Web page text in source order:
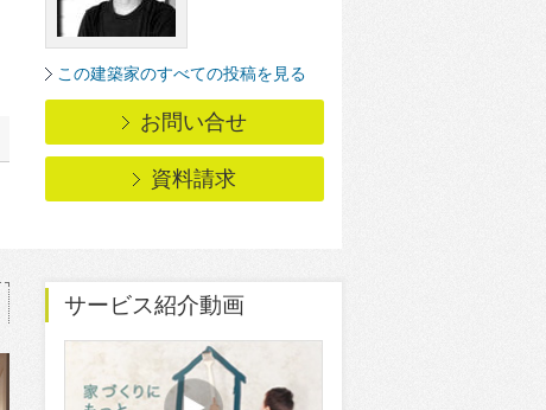
この建築家のすべての投稿を見る
お問い合せ
資料請求
サービス紹介動画